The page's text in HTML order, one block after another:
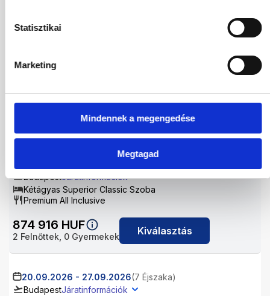
Statisztikai
Marketing
Mindennek a megengedése
Megtagad
Budapest
HUF
Gyermekek Kiválasztás
BudapestJáratinformációk
Kétágyas Superior Classic Szoba
Premium All Inclusive
874 916 HUF
2 Felnőttek, 0 Gyermekek Kiválasztás
20.09.2026 - 27.09.2026(7 Éjszaka)
BudapestJáratinformációk